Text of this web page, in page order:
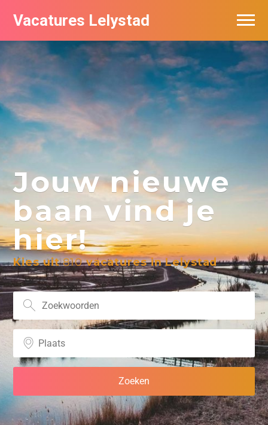
Vacatures Lelystad
Jouw nieuwe
baan vind je
hier!
Kies uit810vacatures in Lelystad
Vacatures per bedrijf in Lelystad
De populairste vacatures in Lelystad
Nieuwsbrief feed